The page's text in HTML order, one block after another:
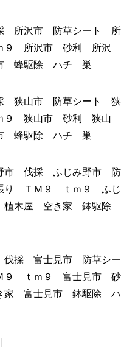
所沢市 防草シート 所
９ 所沢市 砂利 所沢
蜂駆除 ハチ 巣
狭山市 防草シート 狭
９ 狭山市 砂利 狭山
蜂駆除 ハチ 巣
市 伐採 ふじみ野市 防
り ＴＭ９ ｔｍ９ ふじ
植木屋 空き家 鉢駆除
採 富士見市 防草シー
９ ｔｍ９ 富士見市 砂
家 富士見市 鉢駆除 ハ